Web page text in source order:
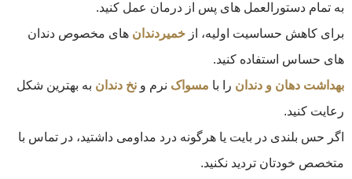
به تمام دستورالعمل های پس از درمان عمل کنید.
برای کاهش حساسیت اولیه، از خمیردندان های مخصوص دندان
های حساس استفاده کنید.
بهداشت دهان و دندان را با مسواک نرم و نخ دندان به بهترین شکل
رعایت کنید.
اگر حس بلندی در بایت یا هرگونه درد مداومی داشتید، در تماس با
متخصص خودتان تردید نکنید.